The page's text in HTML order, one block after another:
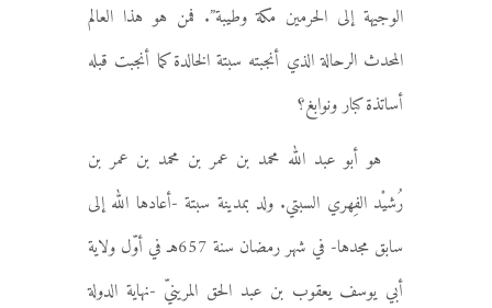
الوجيهة إلى الحرمين مكة وطيبة”. فمن هو هذا العالم
المحدث الرحالة الذي أنجبته سبتة الخالدة كما أنجبت قبله
أساتذة كبار ونوابغ؟
هو أبو عبد الله محمد بن عمر بن محمد بن عمر بن
رُشيْد الفِهري السبتي. ولد بمدينة سبتة -أعادها الله إلى
سابق مجدها- في شهر رمضان سنة 657هـ في أوّل ولاية
أبي يوسف يعقوب بن عبد الحق المرينيّ -نهاية الدولة